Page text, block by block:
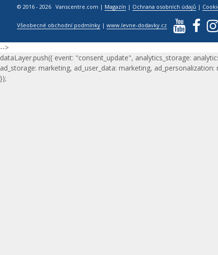
© 2016 - 2026 Vanscentre.com | Magazín | Ochrana osobních údajů |
Všeobecné obchodní podmínky |www.levne-dodavky.cz
-->
dataLayer.push({ event: "consent_update", analytics_storage:
ad_storage: marketing, ad_user_data: marketing, ad_personalization:
});